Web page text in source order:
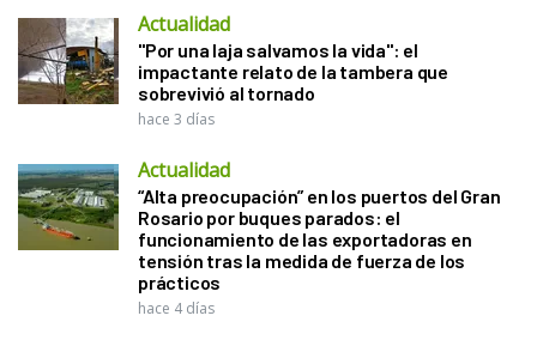
Actualidad
"Por una laja salvamos la vida": el
impactante relato de la tambera que
sobrevivió al tornado
hace 3 días
Actualidad
“Alta preocupación” en los puertos del Gran
Rosario por buques parados: el
funcionamiento de las exportadoras en
tensión tras la medida de fuerza de los
prácticos
hace 4 días